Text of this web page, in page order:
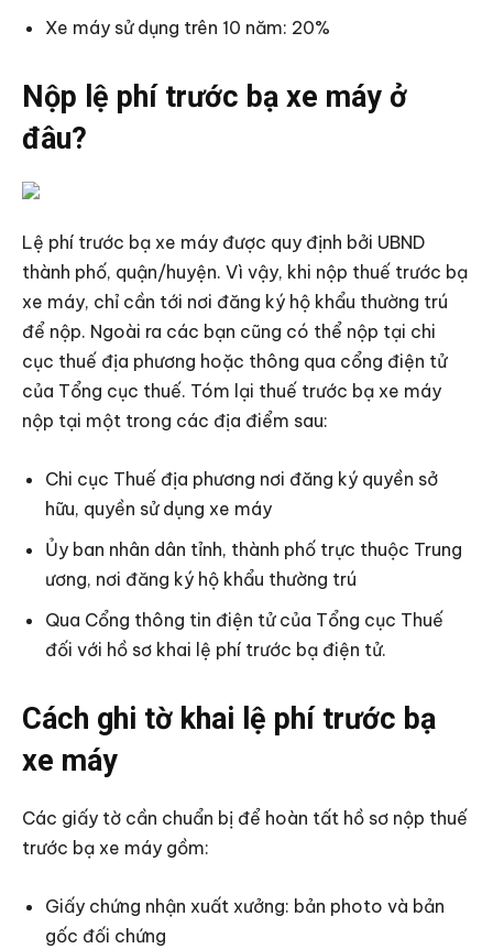
Xe máy sử dụng trên 10 năm: 20%
Nộp lệ phí trước bạ xe máy ở
đâu?
Lệ phí trước bạ xe máy được quy định bởi UBND
thành phố, quận/huyện. Vì vậy, khi nộp thuế trước bạ
xe máy, chỉ cần tới nơi đăng ký hộ khẩu thường trú
để nộp. Ngoài ra các bạn cũng có thể nộp tại chi
cục thuế địa phương hoặc thông qua cổng điện tử
của Tổng cục thuế. Tóm lại thuế trước bạ xe máy
nộp tại một trong các địa điểm sau:
Chi cục Thuế địa phương nơi đăng ký quyền sở
hữu, quyền sử dụng xe máy
Ủy ban nhân dân tỉnh, thành phố trực thuộc Trung
ương, nơi đăng ký hộ khẩu thường trú
Qua Cổng thông tin điện tử của Tổng cục Thuế
đối với hồ sơ khai lệ phí trước bạ điện tử.
Cách ghi tờ khai lệ phí trước bạ
xe máy
Các giấy tờ cần chuẩn bị để hoàn tất hồ sơ nộp thuế
trước bạ xe máy gồm:
Giấy chứng nhận xuất xưởng: bản photo và bản
gốc đối chứng